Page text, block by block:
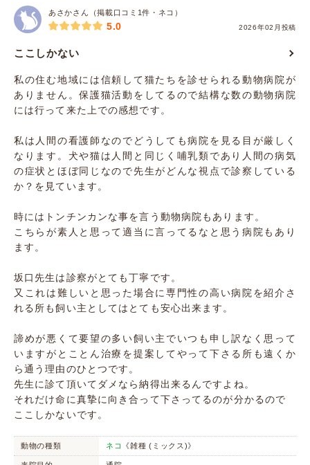
あさかさん（掲載口コミ1件・ネコ）
2026年02月投稿
5.0
ここしかない
私の住む地域には信頼して猫たちを診せられる動物病院が
ありません。保護猫活動をしてるので結構な数の動物病院
には行って来た上での感想です。
私は人間の看護師なのでどうしても病院を見る目が厳しく
なります。犬や猫は人間と同じく哺乳類であり人間の病気
の症状とほぼ同じなので先生がどんな視点で診察している
か？を見ています。
時にはトンチンカンな事を言う動物病院もあります。
こちらが素人と思って適当に言ってるなと思う病院もあり
ます。
坂口先生は診察がとても丁寧です。
又これは難しいと思った場合に専門性の高い病院を紹介さ
れる所も飼い主としてはとても安心出来ます。
諦めが悪くて要望の多い飼い主でいつも申し訳なく思って
いますがとことん治療を提案してやって下さる所も遠くか
ら通う理由のひとつです。
先生に診て頂いてダメなら納得出来るんですよね。
それだけ命に真摯に向き合って下さってるのが分かるので
ここしかないです。
動物の種類 ネコ 《雑種 (ミックス)》